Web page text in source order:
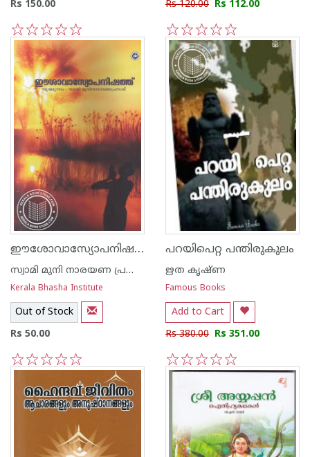
Rs 150.00
5
4
3
2
1
Rs 120.00 Rs 112.00
5
4
3
2
1
ഈശോവാസ്യോപനിഷത്ത്
സ്വാമി മുനി നാരയണ പ്രസാദ്
Kerala Bhasha Institute
Out of Stock
Rs 50.00
5
4
3
2
1
പറയിപെറ്റ പന്തിരുകുലം
ഋത കൃഷ്ണ
Famous Books
Add to Cart
Rs 380.00 Rs 351.00
5
4
3
2
1